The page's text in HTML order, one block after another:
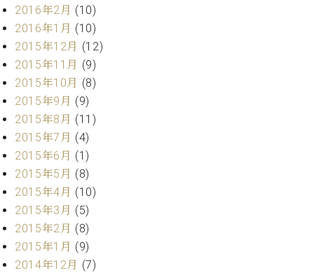
ン
C.BECHSTEIN
Digital(ベ
ヒ
シ
ュ
タ
イ
ン
デ
ジ
タ
ル)
【ユ
ーロ
ピア
ノ特
選中
古】
イ
ベ
ン
情
報
八
王
子
工
ブ
2016年2月 (10)
2016年1月 (10)
2015年12月 (12)
2015年11月 (9)
2015年10月 (8)
2015年9月 (9)
2015年8月 (11)
2015年7月 (4)
2015年6月 (1)
2015年5月 (8)
2015年4月 (10)
2015年3月 (5)
2015年2月 (8)
2015年1月 (9)
2014年12月 (7)